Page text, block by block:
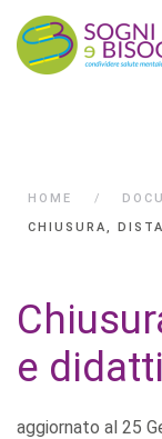
HOME
CHIUSURA,
e
aggiornato al 25